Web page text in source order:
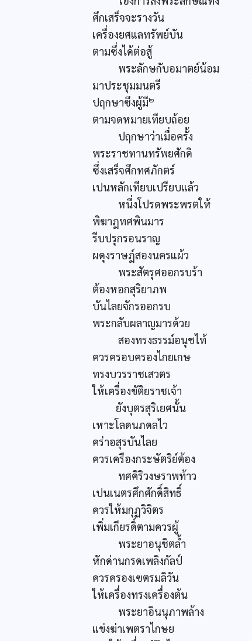
ศึกเสร็จจะรางวัน
เครื่องยศแลทรัพย์บัน
ตามซึ่งได้ต่อสู้
พระลักษกับอมาตย์น้อม
มาประชุมมนตรี
ปฤกษาซึงผู้มี๒
ตามจดหมายเทียบถ้อย
ปฤกษาว่าเมื่อครั้ง
พระราชทานทรัพยศักดิ
ซึ่งเสร็จศึกทศภักตร์
เปนหลักเทียบเปรียบแล้ว
หนึ่งโปรดพระพรตให้
พิฆาฎทศพินมาร
รีบปรุกรอนราญ
ผดุงราษฎ์สองนครแผ้ว
พระสัตรุศออกรบร้า
ต้องหอกสุริยาภพ
บันไลยจักรออกรบ
พระกลับผลาญมารด้วย
สองทรงธรรม์อนุชไท้
ควรครอบครองไกยเกษ
ทรงบวรราชเสวตร
ให้เครื่องขัติยราชเจ้า
ยังบุตรสุริเยศนั้น
เหาะโลดนภดลไว
คร่าอสุรบันไลย
ควรเครืองกระษัตริย์ต้อง
ทศคิริวงษราพท้าว
เปนเนตรศึกศักดิ์สิทธิ์
ควรให้มกุฏวิจิตร
เพิ่มเกียรดิ์ตามควรผู้
พระยาอนุชิตล้ำ
หักด่านกรดเพลิงกัลป์
ควรครองเฃตรมลิวัน
ให้เครื่องทรงเครื่องต้น
พระยาอินนุภาพล้าง
แข่งฆ่าเพตราไกษย